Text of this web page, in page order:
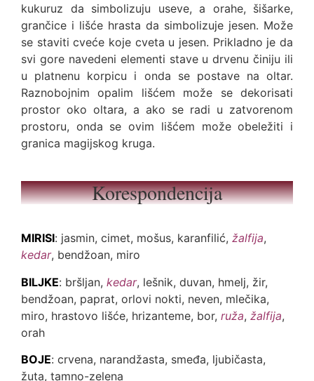
kukuruz da simbolizuju useve, a orahe, šišarke,
grančice i lišće hrasta da simbolizuje jesen. Može
se staviti cveće koje cveta u jesen. Prikladno je da
svi gore navedeni elementi stave u drvenu činiju ili
u platnenu korpicu i onda se postave na oltar.
Raznobojnim opalim lišćem može se dekorisati
prostor oko oltara, a ako se radi u zatvorenom
prostoru, onda se ovim lišćem može obeležiti i
granica magijskog kruga.
Korespondencija
MIRISI: jasmin, cimet, mošus, karanfilić, žalfija,
kedar, bendžoan, miro
BILJKE: bršljan, kedar, lešnik, duvan, hmelj, žir,
bendžoan, paprat, orlovi nokti, neven, mlečika,
miro, hrastovo lišće, hrizanteme, bor, ruža, žalfija,
orah
BOJE: crvena, narandžasta, smeđa, ljubičasta,
žuta, tamno-zelena